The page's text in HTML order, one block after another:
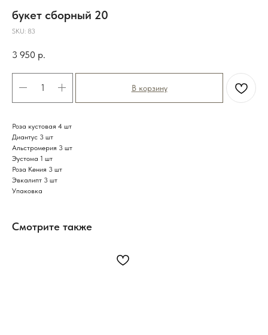
букет сборный 20
SKU: 83
3 950 р.
В корзину
Роза кустовая 4 шт
Диантус 3 шт
Альстромерия 3 шт
Эустома 1 шт
Роза Кения 3 шт
Эвкалипт 3 шт
Упаковка
Смотрите также